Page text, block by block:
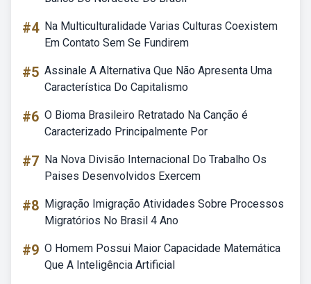
#4 Na Multiculturalidade Varias Culturas Coexistem
Em Contato Sem Se Fundirem
#5 Assinale A Alternativa Que Não Apresenta Uma
Característica Do Capitalismo
#6 O Bioma Brasileiro Retratado Na Canção é
Caracterizado Principalmente Por
#7 Na Nova Divisão Internacional Do Trabalho Os
Paises Desenvolvidos Exercem
#8 Migração Imigração Atividades Sobre Processos
Migratórios No Brasil 4 Ano
#9 O Homem Possui Maior Capacidade Matemática
Que A Inteligência Artificial